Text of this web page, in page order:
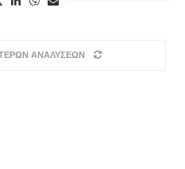
ΑΝΑΛΥΣΕΩΝ